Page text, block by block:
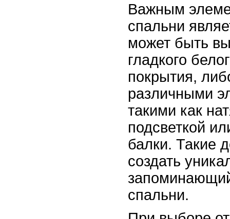
Важным
спальни
может быть
гладкого
покрытия,
различными
такими как
подсветкой
балки. Такие
создать
спальни.